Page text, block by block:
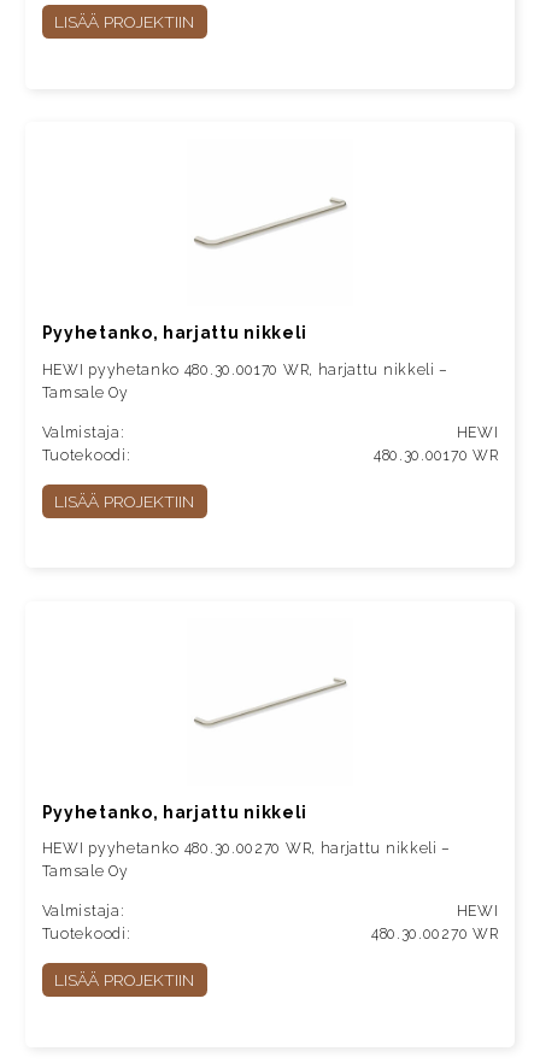
LISÄÄ PROJEKTIIN
Pyyhetanko, harjattu nikkeli
HEWI pyyhetanko 480.30.00170 WR, harjattu nikkeli –
Tamsale Oy
Valmistaja:
HEWI
Tuotekoodi:
480.30.00170 WR
LISÄÄ PROJEKTIIN
Pyyhetanko, harjattu nikkeli
HEWI pyyhetanko 480.30.00270 WR, harjattu nikkeli –
Tamsale Oy
Valmistaja:
HEWI
Tuotekoodi:
480.30.00270 WR
LISÄÄ PROJEKTIIN